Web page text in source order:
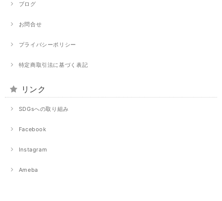
ブログ
お問合せ
プライバシーポリシー
特定商取引法に基づく表記
リンク
SDGsへの取り組み
Facebook
Instagram
Ameba